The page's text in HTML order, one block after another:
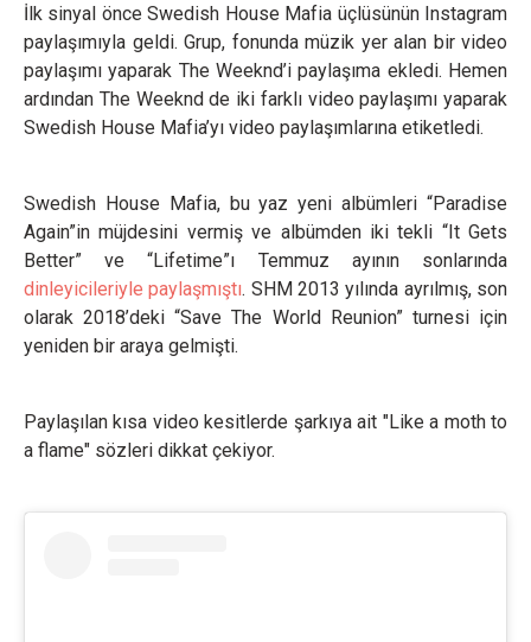
İlk sinyal önce Swedish House Mafia üçlüsünün Instagram
paylaşımıyla geldi. Grup, fonunda müzik yer alan bir video
paylaşımı yaparak The Weeknd’i paylaşıma ekledi. Hemen
ardından The Weeknd de iki farklı video paylaşımı yaparak
Swedish House Mafia’yı video paylaşımlarına etiketledi.
Swedish House Mafia, bu yaz yeni albümleri “Paradise
Again”in müjdesini vermiş ve albümden iki tekli “It Gets
Better” ve “Lifetime”ı Temmuz ayının sonlarında
dinleyicileriyle paylaşmıştı. SHM 2013 yılında ayrılmış, son
olarak 2018’deki “Save The World Reunion” turnesi için
yeniden bir araya gelmişti.
Paylaşılan kısa video kesitlerde şarkıya ait "Like a moth to
a flame" sözleri dikkat çekiyor.